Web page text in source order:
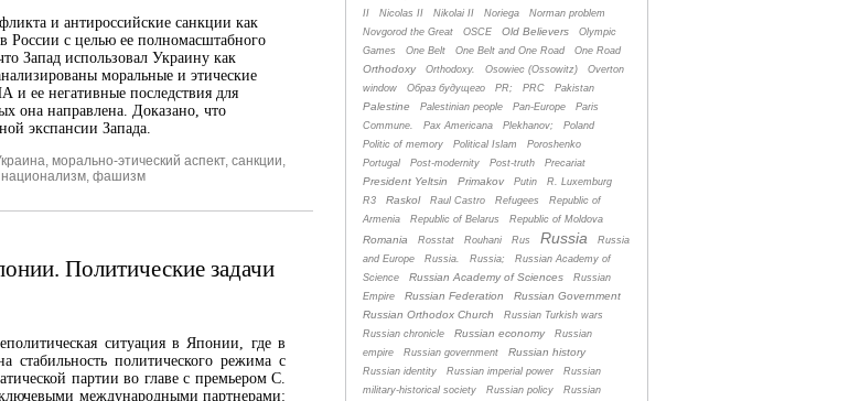
и антироссийские санкции как
России с целью ее полномасштабного
Запад использовал Украину как
моральные и этические
ее негативные последствия для
она направлена. Доказано, что
экспансии Запада.
, морально-этический аспект, санкции,
национализм, фашизм
Политические задачи
ситуация в Японии, где в
стабильность политического режима с
партии во главе с премьером С.
международными партнерами:
II
Nicolas II Nikolai II Noriega
Norman problem
Novgorod the Great
OSCE Old Believers
Olympic
Games
One Belt One Belt and One Road One Road
Orthodoxy Orthodoxy. Osowiec (Ossowitz)
Overton
window
Oбраз будущего PR; PRC Pakistan
Palestine Palestinian people Pan-Europe
Paris
Commune.
Pax Americana Plekhanov;
Poland
Politic of memory
Political Islam
Poroshenko
Portugal
Post-modernity Post-truth Precariat
President Yeltsin Primakov Putin
R. Luxemburg
R3
Raskol Raul Castro Refugees
Republic of
Armenia
Republic of Belarus Republic of Moldova
Romania Rosstat Rouhani Rus Russia
Russia
and Europe
Russia. Russia;
Russian Academy of
Science
Russian Academy of Sciences
Russian
Empire
Russian Federation
Russian Government
Russian Orthodox Church
Russian Turkish wars
Russian chronicle
Russian economy
Russian
empire
Russian government Russian history
Russian identity Russian imperial power
Russian
military-historical society
Russian policy Russian